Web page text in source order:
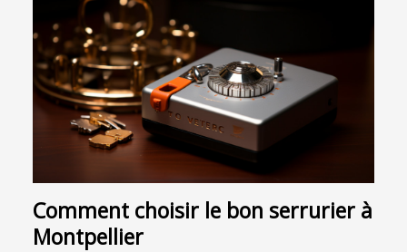
Comment choisir le bon serrurier à
Montpellier